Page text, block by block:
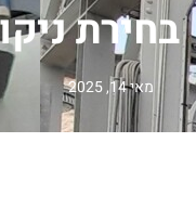
בחירת
מאי 14, 2025